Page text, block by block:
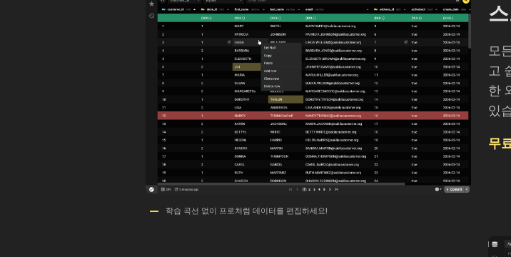
모
고
한
있
무
학습 곡선 없이 프로처럼 데이터를 편집하세요!